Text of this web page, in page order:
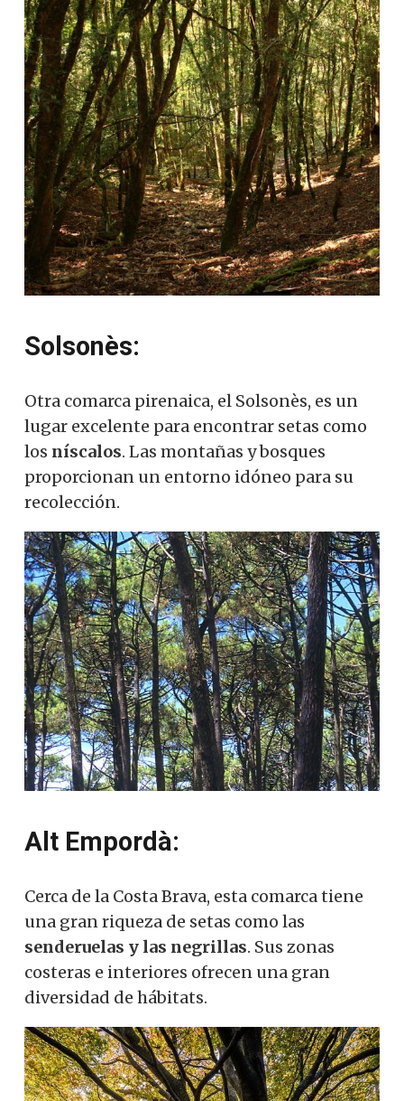
Solsonès:
Otra comarca pirenaica, el Solsonès, es un
lugar excelente para encontrar setas como
los níscalos. Las montañas y bosques
proporcionan un entorno idóneo para su
recolección.
Alt Empordà:
Cerca de la Costa Brava, esta comarca tiene
una gran riqueza de setas como las
senderuelas y las negrillas. Sus zonas
costeras e interiores ofrecen una gran
diversidad de hábitats.